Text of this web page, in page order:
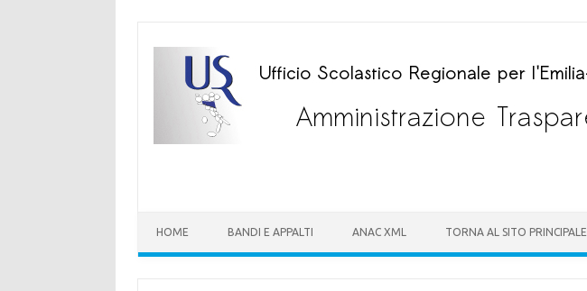
HOME BANDI E APPALTI ANAC XML TORNA AL SITO PRINCIPALE